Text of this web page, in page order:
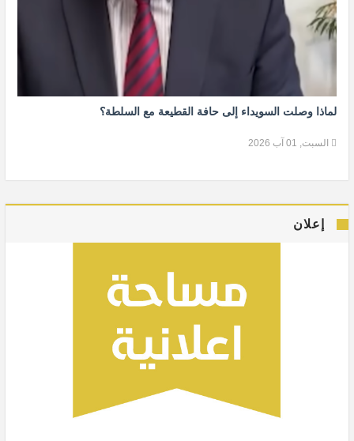
لماذا وصلت السويداء إلى حافة القطيعة مع السلطة؟
السبت, 01 آب 2026
إعلان